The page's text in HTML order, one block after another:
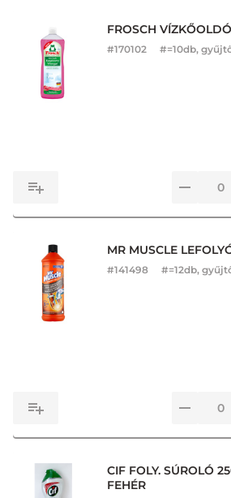
FROSCH
#170102 #=10db,
MR MUSCLE
#141498 #=12db,
CIF FOLY. SÚROLÓ
FEHÉR